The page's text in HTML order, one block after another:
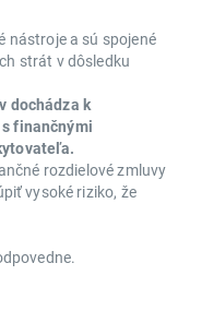
nástroje a sú spojené
strát v dôsledku
dochádza k
finančnými
rozdielové zmluvy
vysoké riziko, že